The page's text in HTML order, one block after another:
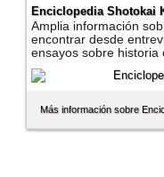
Enciclopedia Shotokai
Amplia información
encontrar desde
ensayos sobre historia
Más información sobre